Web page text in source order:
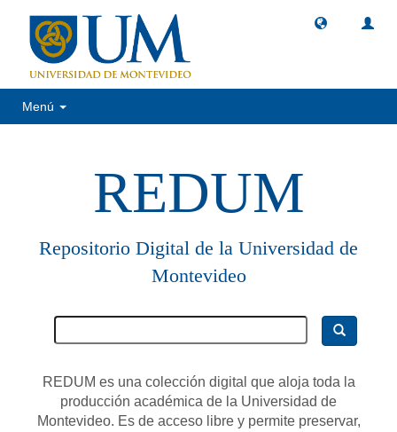
Menú
REDUM
Repositorio Digital de la Universidad de
Montevideo
REDUM es una colección digital que aloja toda la
producción académica de la Universidad de
Montevideo. Es de acceso libre y permite preservar,